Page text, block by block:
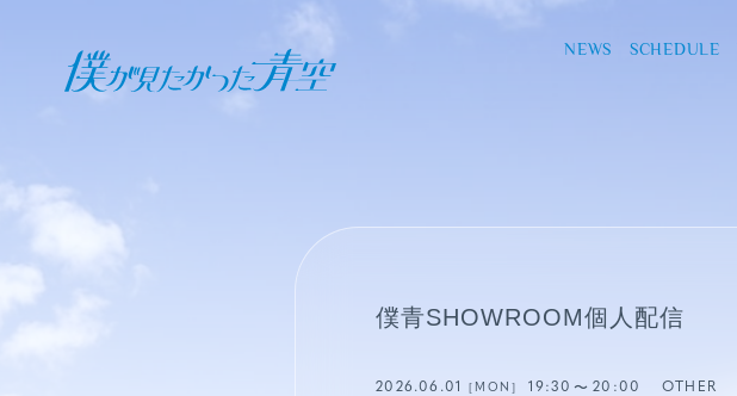
NEWS SCHEDULE
JOIN
日記 僕青SHOWROOM個人配信
2026.06.01 ［MON］19:30 20:00 OTHER